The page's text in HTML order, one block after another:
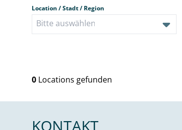
Location / Stadt / Region
0 Locations gefunden
KONTAKT